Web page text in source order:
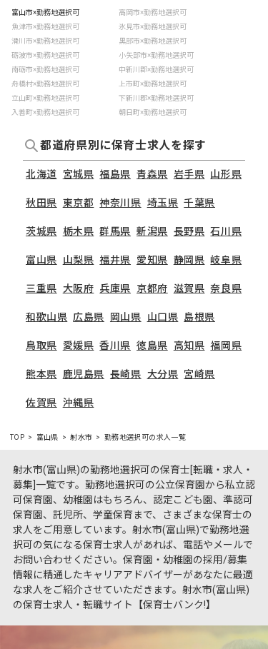
富山市×勤務地選択可
高岡市×勤務地選択可
魚津市×勤務地選択可
氷見市×勤務地選択可
滑川市×勤務地選択可
黒部市×勤務地選択可
砺波市×勤務地選択可
小矢部市×勤務地選択可
南砺市×勤務地選択可
中新川郡×勤務地選択可
舟橋村×勤務地選択可
上市町×勤務地選択可
立山町×勤務地選択可
下新川郡×勤務地選択可
入善町×勤務地選択可
朝日町×勤務地選択可
都道府県別に保育士求人を探す
北海道 宮城県 福島県 青森県 岩手県 山形県
秋田県 東京都 神奈川県 埼玉県 千葉県
茨城県 栃木県 群馬県 新潟県 長野県 石川県
富山県 山梨県 福井県 愛知県 静岡県 岐阜県
三重県 大阪府 兵庫県 京都府 滋賀県 奈良県
和歌山県 広島県 岡山県 山口県 島根県
鳥取県 愛媛県 香川県 徳島県 高知県 福岡県
熊本県 鹿児島県 長崎県 大分県 宮崎県
佐賀県 沖縄県
TOP 富山県 射水市 勤務地選択可の求人一覧
射水市(富山県)の勤務地選択可の保育士[転職・求人・
募集]一覧です。勤務地選択可の公立保育園から私立認
可保育園、幼稚園はもちろん、認定こども園、準認可
保育園、託児所、学童保育まで、さまざまな保育士の
求人をご用意しています。射水市(富山県)で勤務地選
択可の気になる保育士求人があれば、電話やメールで
お問い合わせください。保育園・幼稚園の採用/募集
情報に精通したキャリアアドバイザーがあなたに最適
な求人をご紹介させていただきます。射水市(富山県)
の保育士求人・転職サイト【保育士バンク!】